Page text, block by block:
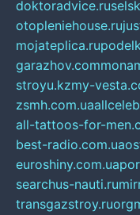
doktoradvice.ru
otopleniehouse.ru
mojateplica.ru
garazhov.com
stroyu.kzmy-
zsmh.com.ua
all-tattoos-for-
best-radio.com.ua
euroshiny.com.ua
searchus-nauti.ru
transgazstroy.ru